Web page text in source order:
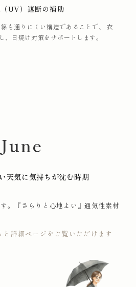
UV）遮断の補助
も通りにくい構造であることで、 衣
、日焼け対策をサポートします。
June
天気に気持ちが沈む時期
。『さらりと心地よい』通気性素材
詳細ページをご覧いただけます